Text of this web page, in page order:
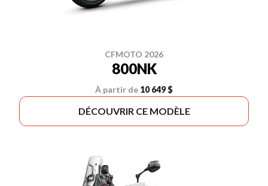
CFMOTO 2026
800NK
À partir de 10 649 $
DÉCOUVRIR CE MODÈLE